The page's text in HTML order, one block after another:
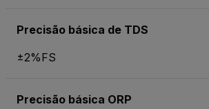
Precisão básica de TDS
±2%FS
Precisão básica ORP